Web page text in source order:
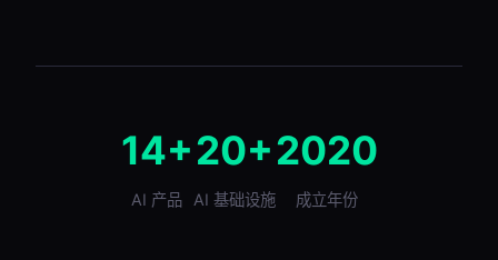
14+
AI 产品
20+
AI 基础设施
2020
成立年份